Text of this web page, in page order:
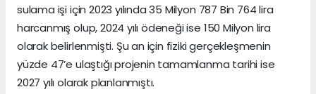
sulama işi için 2023 yılında 35 Milyon 787 Bin 764 lira
harcanmış olup, 2024 yılı ödeneği ise 150 Milyon lira
olarak belirlenmişti. Şu an için fiziki gerçekleşmenin
yüzde 47’e ulaştığı projenin tamamlanma tarihi ise
2027 yılı olarak planlanmıştı.